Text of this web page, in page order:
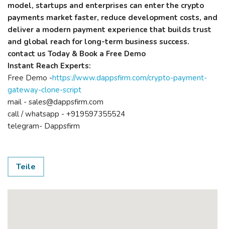
model, startups and enterprises can enter the crypto
payments market faster, reduce development costs, and
deliver a modern payment experience that builds trust
and global reach for long-term business success.
contact us Today & Book a Free Demo
Instant Reach Experts:
Free Demo -https://www.dappsfirm.com/crypto-payment-
gateway-clone-script
mail - sales@dappsfirm.com
call / whatsapp - +919597355524
telegram- Dappsfirm
Teile